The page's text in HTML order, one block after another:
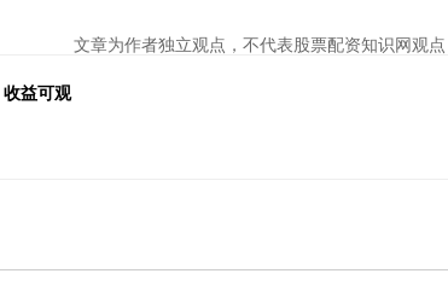
文章为作者独立观点，不代表股票配资知识网观点
益可观